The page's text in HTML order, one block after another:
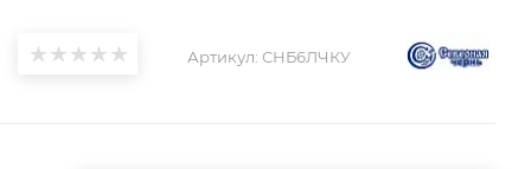
Артикул: СНБ6ЛЧКУ